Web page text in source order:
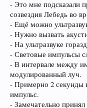
- Это мне подсказали
созвездия Лебедь во
- Ещё можно
- Нужно вызвать
- На ультразвуке
- Световые импульсы
- В интервале между
модулированный луч.
- Примерно 2 секунды
импульс.
- Замечательно